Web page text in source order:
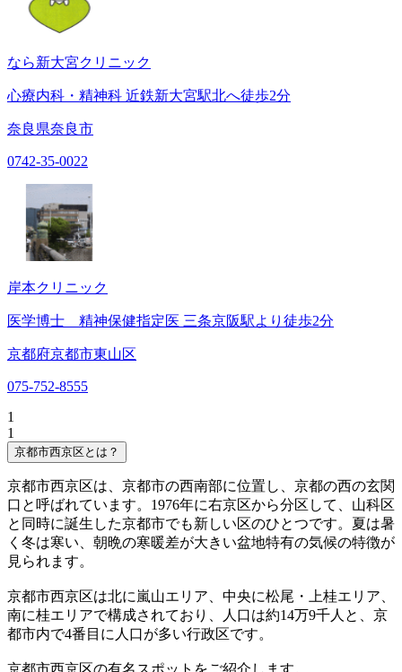
なら新大宮クリニック
心療内科・精神科 近鉄新大宮駅北へ徒歩2分
奈良県奈良市
0742-35-0022
岸本クリニック
医学博士 精神保健指定医 三条京阪駅より徒歩2分
京都府京都市東山区
075-752-8555
1
1
京都市西京区とは？
京都市西京区は、京都市の西南部に位置し、京都の西の玄関
口と呼ばれています。1976年に右京区から分区して、山科区
と同時に誕生した京都市でも新しい区のひとつです。夏は暑
く冬は寒い、朝晩の寒暖差が大きい盆地特有の気候の特徴が
見られます。
京都市西京区は北に嵐山エリア、中央に松尾・上桂エリア、
南に桂エリアで構成されており、人口は約14万9千人と、京
都市内で4番目に人口が多い行政区です。
京都市西京区の有名スポットをご紹介します。